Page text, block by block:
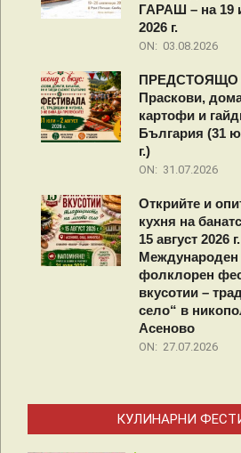
ГАРАШ – на 19
2026 г.
ON: 03.08.2026
ПРЕДСТОЯЩО
Праскови,
картофи и
България (31
г.)
ON: 31.07.2026
Открийте и
кухня на
15 август 2026
Международен
фолклорен
вкусотии –
село“ в
Асеново
ON: 27.07.2026
КУЛИНАРНИ